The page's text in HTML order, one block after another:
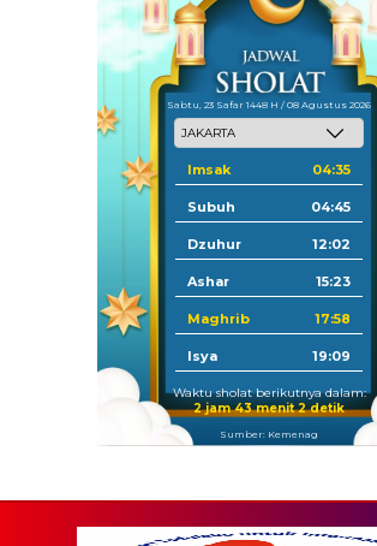
Sabtu, 23 Safar 1448 H / 08 Agustus 2026
Imsak 04:35
Subuh 04:45
Dzuhur 12:02
Ashar 15:23
Maghrib 17:58
Isya 19:09
Waktu sholat berikutnya dalam:
2 jam 43 menit 1 detik
Sumber: Kemenag